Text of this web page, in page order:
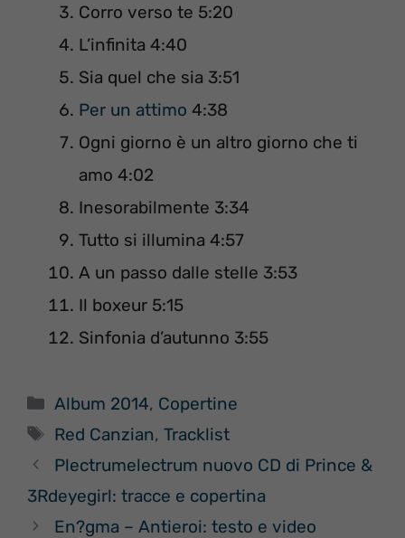
Corro verso te 5:20
L’infinita 4:40
Sia quel che sia 3:51
Per un attimo 4:38
Ogni giorno è un altro giorno che ti
amo 4:02
Inesorabilmente 3:34
Tutto si illumina 4:57
A un passo dalle stelle 3:53
Il boxeur 5:15
Sinfonia d’autunno 3:55
Categorie
Album 2014, Copertine
Tag
Red Canzian,Tracklist
Plectrumelectrum nuovo CD di Prince &
3Rdeyegirl: tracce e copertina
En?gma – Antieroi: testo e video